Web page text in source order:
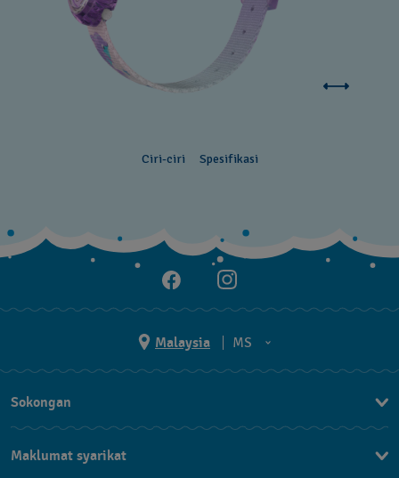
Ciri-ciri Spesifikasi
Malaysia
MS
EN
Sokongan
Soalan Lazim
Maklumat syarikat